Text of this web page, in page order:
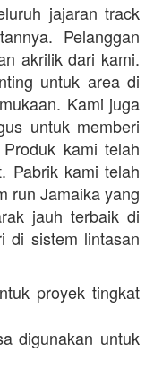
jajaran track
Pelanggan
akrilik dari kami.
untuk area di
Kami juga
untuk memberi
kami telah
Pabrik kami telah
run Jamaika yang
jauh terbaik di
di sistem lintasan
proyek tingkat
digunakan untuk